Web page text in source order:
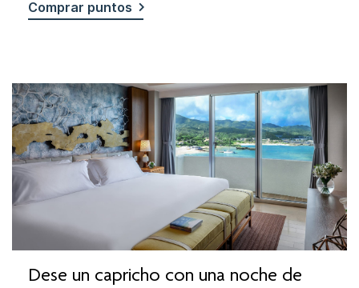
Comprar puntos
Dese un capricho con una noche de